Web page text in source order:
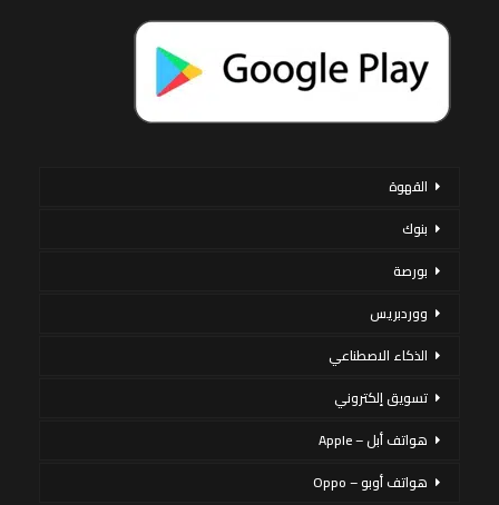
القهوة
بنوك
بورصة
ووردبريس
الذكاء الاصطناعي
تسويق إلكتروني
هواتف أبل – Apple
هواتف أوبو – Oppo